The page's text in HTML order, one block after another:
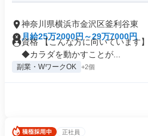
神奈川県横浜市金沢区釜利谷東
月給25万2000円～29万7000円
資格 【こんな方に向いています
◆カラダを動かすことが...
副業・WワークOK +2個
正社員